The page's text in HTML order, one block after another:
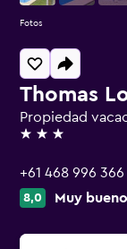
Thomas
Propiedad
3 estrellas
+61 468 996 366
8,0 Muy bueno
Fotos